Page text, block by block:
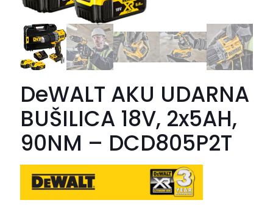
DeWALT AKU UDARNA
BUŠILICA 18V, 2x5AH,
90NM – DCD805P2T